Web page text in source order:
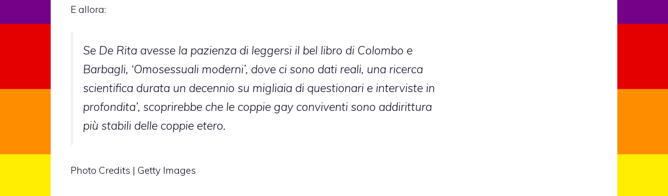
E allora:
Se De Rita avesse la pazienza di leggersi il bel libro di Colombo e
Barbagli, ‘Omosessuali moderni’, dove ci sono dati reali, una ricerca
scientifica durata un decennio su migliaia di questionari e interviste in
profondita’, scoprirebbe che le coppie gay conviventi sono addirittura
più stabili delle coppie etero.
Photo Credits | Getty Images